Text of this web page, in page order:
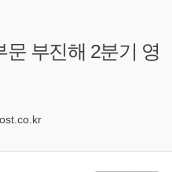
부진해 2분기 영